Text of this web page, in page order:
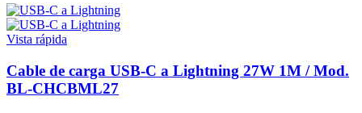
Vista rápida
Cable de carga USB-C a Lightning 27W 1M / Mod.
BL-CHCBML27